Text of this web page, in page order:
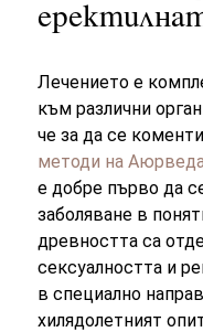
Лечението е
към различни
че за да се
методи на
е добре първо да
заболяване в
древността са
сексуалността и
в специално
хилядолетният